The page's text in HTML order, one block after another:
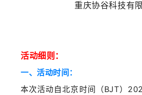
重庆协谷科技有
活动细则：
一、活动时间：
本次活动自北京时间（BJT）